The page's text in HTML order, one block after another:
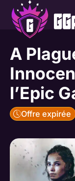
Aller
contenu
A
l’Epic
Offre expirée